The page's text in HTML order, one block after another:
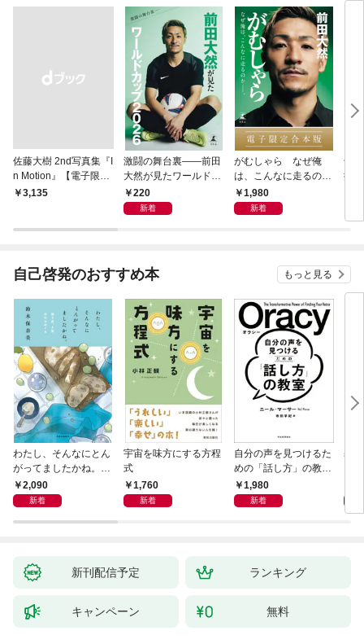
佐藤大樹 2nd写真集『I
n Motion』【電子限定
動画特典付き】
￥3,135
激闘の舞台裏――前田
大然が見たワールドカ
ップ2026
220
新着
がむしゃら なぜ俺
は、こんなに走るのか
——。【電子限定合本
版】
1,980
新着
千
捕
自己啓発のおすすめ本 もっと見る
わたし、そんなにとん
がってましたかね。
獅子座、Ａ型、丙午は
めぐる
2,090
新着
宇宙を味方にする方程
式
1,760
新着
自分の声を見つけるた
めの「話し方」の教
室 Ｏｒａｃｙ（オラ
シー）
1,980
新着
基
新刊配信予定 ランキング
キャンペーン 無料